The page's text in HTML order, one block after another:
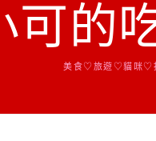
可的
美食♡旅遊♡貓咪♡